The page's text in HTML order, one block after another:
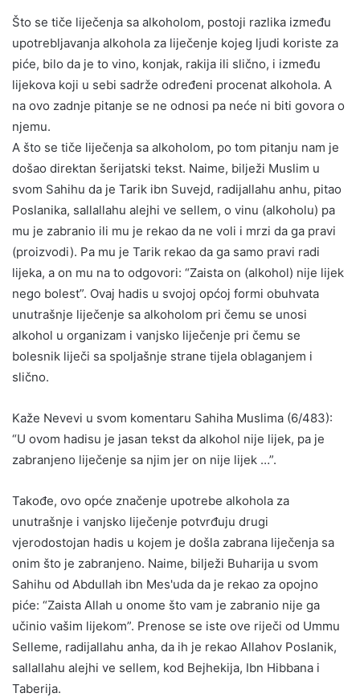
Što se tiče liječenja sa alkoholom, postoji razlika između
upotrebljavanja alkohola za liječenje kojeg ljudi koriste za
piće, bilo da je to vino, konjak, rakija ili slično, i između
lijekova koji u sebi sadrže određeni procenat alkohola. A
na ovo zadnje pitanje se ne odnosi pa neće ni biti govora o
njemu.
A što se tiče liječenja sa alkoholom, po tom pitanju nam je
došao direktan šerijatski tekst. Naime, bilježi Muslim u
svom Sahihu da je Tarik ibn Suvejd, radijallahu anhu, pitao
Poslanika, sallallahu alejhi ve sellem, o vinu (alkoholu) pa
mu je zabranio ili mu je rekao da ne voli i mrzi da ga pravi
(proizvodi). Pa mu je Tarik rekao da ga samo pravi radi
lijeka, a on mu na to odgovori: “Zaista on (alkohol) nije lijek
nego bolest”. Ovaj hadis u svojoj općoj formi obuhvata
unutrašnje liječenje sa alkoholom pri čemu se unosi
alkohol u organizam i vanjsko liječenje pri čemu se
bolesnik liječi sa spoljašnje strane tijela oblaganjem i
slično.
Kaže Nevevi u svom komentaru Sahiha Muslima (6/483):
“U ovom hadisu je jasan tekst da alkohol nije lijek, pa je
zabranjeno liječenje sa njim jer on nije lijek …”.
Takođe, ovo opće značenje upotrebe alkohola za
unutrašnje i vanjsko liječenje potvrđuju drugi
vjerodostojan hadis u kojem je došla zabrana liječenja sa
onim što je zabranjeno. Naime, bilježi Buharija u svom
Sahihu od Abdullah ibn Mes'uda da je rekao za opojno
piće: “Zaista Allah u onome što vam je zabranio nije ga
učinio vašim lijekom”. Prenose se iste ove riječi od Ummu
Selleme, radijallahu anha, da ih je rekao Allahov Poslanik,
sallallahu alejhi ve sellem, kod Bejhekija, Ibn Hibbana i
Taberija.